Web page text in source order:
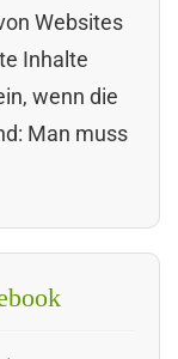
Websites
Inhalte
wenn die
Man muss